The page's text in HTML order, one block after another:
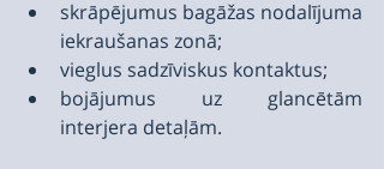
skrāpējumus bagāžas nodalījuma
iekraušanas zonā;
vieglus sadzīviskus kontaktus;
bojājumus uz glancētām
interjera detaļām.